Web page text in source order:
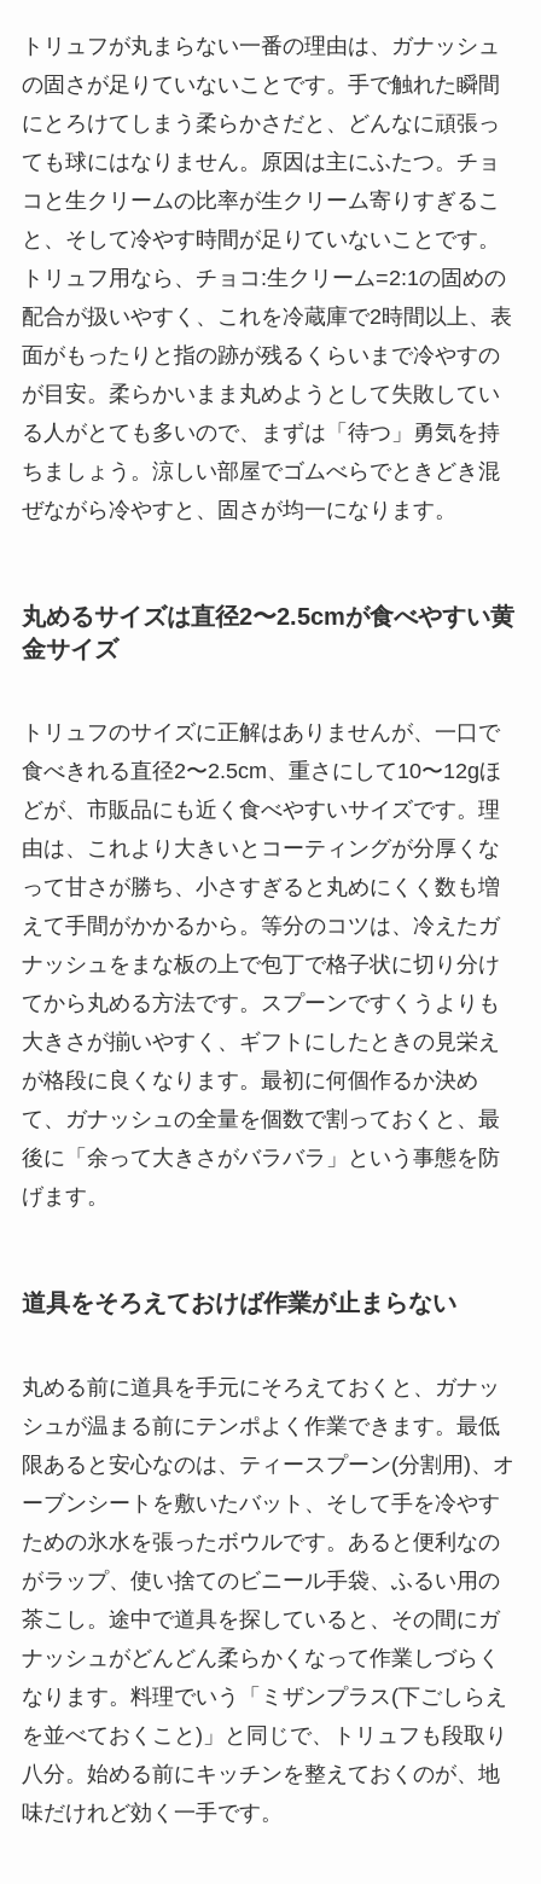
トリュフが丸まらない一番の理由は、ガナッシュ
の固さが足りていないことです。手で触れた瞬間
にとろけてしまう柔らかさだと、どんなに頑張っ
ても球にはなりません。原因は主にふたつ。チョ
コと生クリームの比率が生クリーム寄りすぎるこ
と、そして冷やす時間が足りていないことです。
トリュフ用なら、チョコ:生クリーム=2:1の固めの
配合が扱いやすく、これを冷蔵庫で2時間以上、表
面がもったりと指の跡が残るくらいまで冷やすの
が目安。柔らかいまま丸めようとして失敗してい
る人がとても多いので、まずは「待つ」勇気を持
ちましょう。涼しい部屋でゴムべらでときどき混
ぜながら冷やすと、固さが均一になります。
丸めるサイズは直径2〜2.5cmが食べやすい黄
金サイズ
トリュフのサイズに正解はありませんが、一口で
食べきれる直径2〜2.5cm、重さにして10〜12gほ
どが、市販品にも近く食べやすいサイズです。理
由は、これより大きいとコーティングが分厚くな
って甘さが勝ち、小さすぎると丸めにくく数も増
えて手間がかかるから。等分のコツは、冷えたガ
ナッシュをまな板の上で包丁で格子状に切り分け
てから丸める方法です。スプーンですくうよりも
大きさが揃いやすく、ギフトにしたときの見栄え
が格段に良くなります。最初に何個作るか決め
て、ガナッシュの全量を個数で割っておくと、最
後に「余って大きさがバラバラ」という事態を防
げます。
道具をそろえておけば作業が止まらない
丸める前に道具を手元にそろえておくと、ガナッ
シュが温まる前にテンポよく作業できます。最低
限あると安心なのは、ティースプーン(分割用)、オ
ーブンシートを敷いたバット、そして手を冷やす
ための氷水を張ったボウルです。あると便利なの
がラップ、使い捨てのビニール手袋、ふるい用の
茶こし。途中で道具を探していると、その間にガ
ナッシュがどんどん柔らかくなって作業しづらく
なります。料理でいう「ミザンプラス(下ごしらえ
を並べておくこと)」と同じで、トリュフも段取り
八分。始める前にキッチンを整えておくのが、地
味だけれど効く一手です。